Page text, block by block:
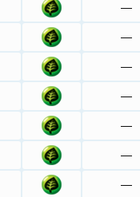
—
—
—
—
—
—
—